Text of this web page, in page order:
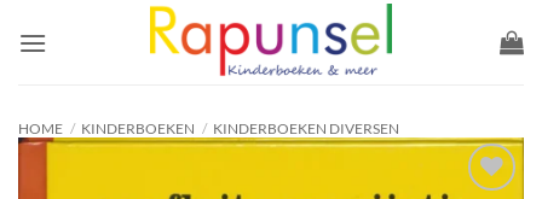
naar
HOME / KINDERBOEKEN / KINDERBOEKEN DIVERSEN